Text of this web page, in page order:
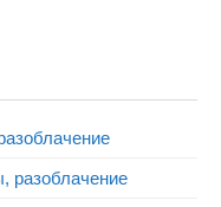
разоблачение